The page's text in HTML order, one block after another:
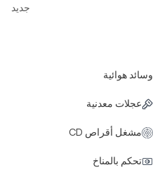
جديد
وسائد هوائية
عجلات معدنية
مشغل أقراص CD
تحكم بالمناخ